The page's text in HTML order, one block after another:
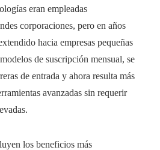
eran empleadas
corporaciones, pero en años
hacia empresas pequeñas
de suscripción mensual, se
de entrada y ahora resulta más
avanzadas sin requerir
los beneficios más